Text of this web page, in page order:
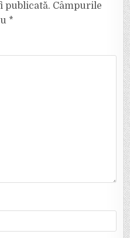
publicată. Câmpurile
*